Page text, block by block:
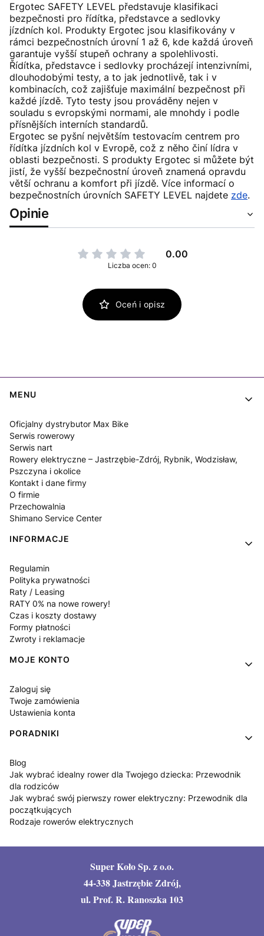
Ergotec SAFETY LEVEL představuje klasifikaci
bezpečnosti pro řídítka, představce a sedlovky
jízdních kol. Produkty Ergotec jsou klasifikovány v
rámci bezpečnostních úrovní 1 až 6, kde každá úroveň
garantuje vyšší stupeň ochrany a spolehlivosti.
Řídítka, představce i sedlovky procházejí intenzivními,
dlouhodobými testy, a to jak jednotlivě, tak i v
kombinacích, což zajišťuje maximální bezpečnost při
každé jízdě. Tyto testy jsou prováděny nejen v
souladu s evropskými normami, ale mnohdy i podle
přísnějších interních standardů.
Ergotec se pyšní největším testovacím centrem pro
řídítka jízdních kol v Evropě, což z něho činí lídra v
oblasti bezpečnosti. S produkty Ergotec si můžete být
jistí, že vyšší bezpečnostní úroveň znamená opravdu
větší ochranu a komfort při jízdě. Více informací o
bezpečnostních úrovních SAFETY LEVEL najdete zde.
Opinie
0.00
Liczba ocen: 0
Oceń i opisz
Linki w stopce
MENU
Oficjalny dystrybutor Max Bike
Serwis rowerowy
Serwis nart
Rowery elektryczne – Jastrzębie-Zdrój, Rybnik, Wodzisław,
Pszczyna i okolice
Kontakt i dane firmy
O firmie
Przechowalnia
Shimano Service Center
INFORMACJE
Regulamin
Polityka prywatności
Raty / Leasing
RATY 0% na nowe rowery!
Czas i koszty dostawy
Formy płatności
Zwroty i reklamacje
MOJE KONTO
Zaloguj się
Twoje zamówienia
Ustawienia konta
PORADNIKI
Blog
Jak wybrać idealny rower dla Twojego dziecka: Przewodnik
dla rodziców
Jak wybrać swój pierwszy rower elektryczny: Przewodnik dla
początkujących
Rodzaje rowerów elektrycznych
Super Koło Sp. z o.o.
44-338 Jastrzębie Zdrój,
ul. Prof. R. Ranoszka 103